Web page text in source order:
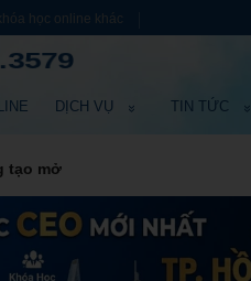
học online khác
DỊCH VỤ TIN TỨC
tạo mở